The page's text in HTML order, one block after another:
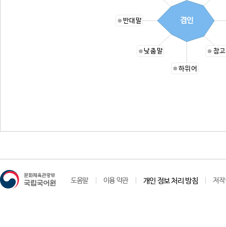
참
하위어
낮춤말
반대말 겸인
도움말 이용 약관 개인 정보 처리 방침 저